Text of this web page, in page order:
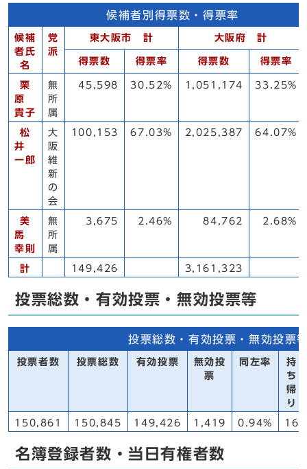
候補者別得票数・得票率
候補
者氏
名
党
派
東大阪市 計 大阪府 計
得票数 得票率 得票数 得票率
栗
原
貴子
無
所
属
45,598 30.52% 1,051,174 33.25%
松
井
一郎
大
阪
維
新
の
会
100,153 67.03% 2,025,387 64.07%
美
馬
幸則
無
所
属
3,675 2.46% 84,762 2.68%
計 149,426 3,161,323
投票総数・有効投票・無効投票等
投票総数・有効投票・無効投票
投票者数 投票総数 有効投票
無効投
票
同左率
持
ち
帰
り
150,861 150,845 149,426 1,419 0.94% 16
名簿登録者数・当日有権者数